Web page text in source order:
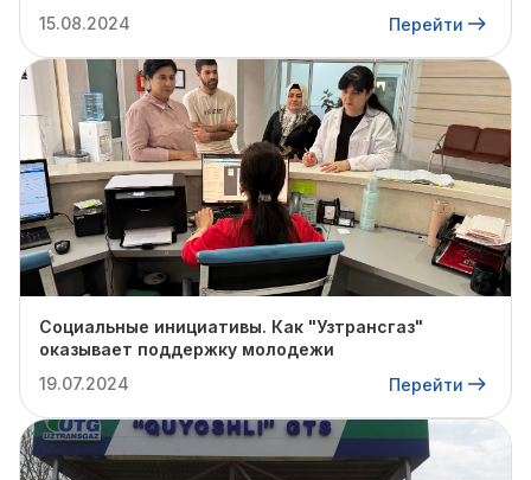
15.08.2024
Перейти
Социальные инициативы. Как "Узтрансгаз"
оказывает поддержку молодежи
19.07.2024
Перейти